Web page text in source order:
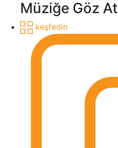
Müziğe Göz At
keşfedin